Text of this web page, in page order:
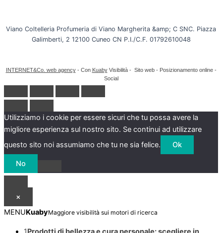
Viano Coltelleria Profumeria di Viano Margherita &amp; C SNC. Piazza
Galimberti, 2 12100 Cuneo CN P.I./C.F. 01792610048
INTERNET&Co. web agency- Con KuabyVisibilità - Sito web - Posizionamento online -
Social
Utilizziamo i cookie per essere sicuri che tu possa avere la
migliore esperienza sul nostro sito. Se continui ad utilizzare
questo sito noi assumiamo che tu ne sia felice.
Ok
No
×
MENUKuabyMaggiore visibilità sui motori di ricerca